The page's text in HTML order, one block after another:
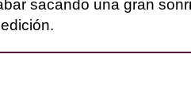
sacando una gran